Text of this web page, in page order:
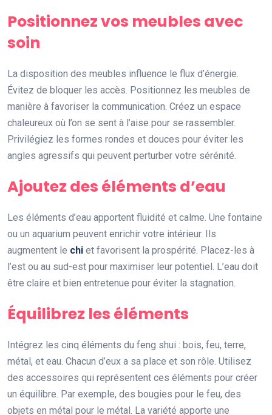
Positionnez vos meubles avec
soin
La disposition des meubles influence le flux d’énergie.
Évitez de bloquer les accès. Positionnez les meubles de
manière à favoriser la communication. Créez un espace
chaleureux où l’on se sent à l’aise pour se rassembler.
Privilégiez les formes rondes et douces pour éviter les
angles agressifs qui peuvent perturber votre sérénité.
Ajoutez des éléments d’eau
Les éléments d’eau apportent fluidité et calme. Une fontaine
ou un aquarium peuvent enrichir votre intérieur. Ils
augmentent le chi et favorisent la prospérité. Placez-les à
l’est ou au sud-est pour maximiser leur potentiel. L’eau doit
être claire et bien entretenue pour éviter la stagnation.
Équilibrez les éléments
Intégrez les cinq éléments du feng shui : bois, feu, terre,
métal, et eau. Chacun d’eux a sa place et son rôle. Utilisez
des accessoires qui représentent ces éléments pour créer
un équilibre. Par exemple, des bougies pour le feu, des
objets en métal pour le métal. La variété apporte une